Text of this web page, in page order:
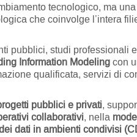
tecnologico, ma una
che coinvolge l’intera
pubblici, studi professionali
Information Modelingcon
qualificata, servizi di
pubblici e privati,
collaborativi, nella
dati in ambienti condivisi